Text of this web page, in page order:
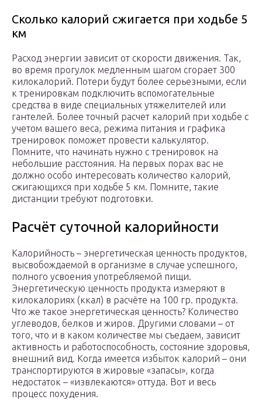
Сколько калорий сжигается при ходьбе 5
км
Расход энергии зависит от скорости движения. Так,
во время прогулок медленным шагом сгорает 300
килокалорий. Потери будут более серьезными, если
к тренировкам подключить вспомогательные
средства в виде специальных утяжелителей или
гантелей. Более точный расчет калорий при ходьбе с
учетом вашего веса, режима питания и графика
тренировок поможет провести калькулятор.
Помните, что начинать нужно с тренировок на
небольшие расстояния. На первых порах вас не
должно особо интересовать количество калорий,
сжигающихся при ходьбе 5 км. Помните, такие
дистанции требуют подготовки.
Расчёт суточной калорийности
Калорийность – энергетическая ценность продуктов,
высвобождаемой в организме в случае успешного,
полного усвоения употребляемой пищи.
Энергетическую ценность продукта измеряют в
килокалориях (ккал) в расчёте на 100 гр. продукта.
Что же такое энергетическая ценность? Количество
углеводов, белков и жиров. Другими словами – от
того, что и в каком количестве мы съедаем, зависит
активность и работоспособность, состояние здоровья,
внешний вид. Когда имеется избыток калорий – они
транспортируются в жировые «запасы», когда
недостаток – «извлекаются» оттуда. Вот и весь
процесс похудения.